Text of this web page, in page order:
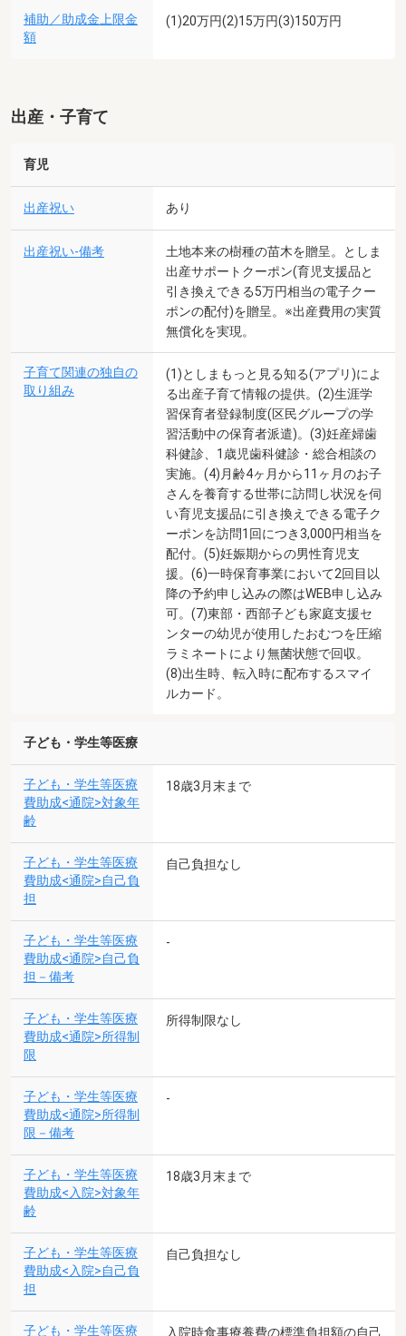
補助／助成金上限金
額
(1)20万円(2)15万円(3)150万円
出産・子育て
育児
出産祝い あり
出産祝い-備考
土地本来の樹種の苗木を贈呈。としま
出産サポートクーポン(育児支援品と
引き換えできる5万円相当の電子クー
ポンの配付)を贈呈。※出産費用の実質
無償化を実現。
子育て関連の独自の
取り組み
(1)としまもっと見る知る(アプリ)によ
る出産子育て情報の提供。(2)生涯学
習保育者登録制度(区民グループの学
習活動中の保育者派遣)。(3)妊産婦歯
科健診、1歳児歯科健診・総合相談の
実施。(4)月齢4ヶ月から11ヶ月のお子
さんを養育する世帯に訪問し状況を伺
い育児支援品に引き換えできる電子ク
ーポンを訪問1回につき3,000円相当を
配付。(5)妊娠期からの男性育児支
援。(6)一時保育事業において2回目以
降の予約申し込みの際はWEB申し込み
可。(7)東部・西部子ども家庭支援セ
ンターの幼児が使用したおむつを圧縮
ラミネートにより無菌状態で回収。
(8)出生時、転入時に配布するスマイ
ルカード。
子ども・学生等医療
子ども・学生等医療
費助成<通院>対象年
齢
18歳3月末まで
子ども・学生等医療
費助成<通院>自己負
担
自己負担なし
子ども・学生等医療
費助成<通院>自己負
担－備考
-
子ども・学生等医療
費助成<通院>所得制
限
所得制限なし
子ども・学生等医療
費助成<通院>所得制
限－備考
-
子ども・学生等医療
費助成<入院>対象年
齢
18歳3月末まで
子ども・学生等医療
費助成<入院>自己負
担
自己負担なし
子ども・学生等医療
入院時食事療養費の標準負担額の自己